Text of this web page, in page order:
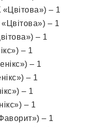
– 1
– 1
– 1
– 1
– 1
– 1
– 1
– 1
– 1